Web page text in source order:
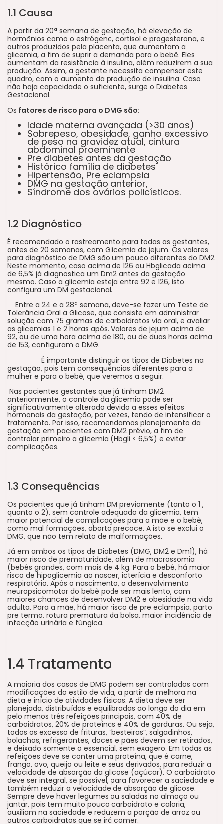
1.1 Causa
A partir da 20ª semana de gestação, há elevação de
hormônios como o estrógeno, cortisol e progesterona, e
outros produzidos pela placenta, que aumentam a
glicemia, a fim de suprir a demanda para o bebê. Eles
aumentam da resistência à insulina, além reduzirem a sua
produção. Assim, a gestante necessita compensar este
quadro, com o aumento da produção de insulina. Caso
não haja capacidade o suficiente, surge o Diabetes
Gestacional.
Os fatores de risco para o DMG são:
Idade materna avançada (>30 anos)
Sobrepeso, obesidade, ganho excessivo
de peso na gravidez atual, cintura
abdominal proeminente
Pre diabetes antes da gestação
Histórico família de diabetes
Hipertensão, Pre eclampsia
DMG na gestação anterior,
Síndrome dos ovários policísticos.
1.2 Diagnóstico
É recomendado o rastreamento para todas as gestantes,
antes de 20 semanas, com Glicemia de jejum. Os valores
para diagnóstico de DMG são um pouco diferentes do DM2.
Neste momento, caso acima de 126 ou Hbglicada acima
de 6,5% já diagnostica um Dm2 antes da gestação
mesmo. Caso a glicemia esteja entre 92 e 126, isto
configura um DM gestacional.
Entre a 24 e a 28ª semana, deve-se fazer um Teste de
Tolerância Oral a Glicose, que consiste em administrar
solução com 75 gramas de carboidratos via oral, e avaliar
as glicemias 1 e 2 horas após. Valores de jejum acima de
92, ou de uma hora acima de 180, ou de duas horas acima
de 153, configuram o DMG.
É importante distinguir os tipos de Diabetes na
gestação, pois tem consequências diferentes para a
mulher e para o bebê, que veremos a seguir.
Nas pacientes gestantes que já tinham DM2
anteriormente, o controle da glicemia pode ser
significativamente alterado devido a esses efeitos
hormonais da gestação, por vezes, tendo de intensificar o
tratamento. Por isso, recomendamos planejamento da
gestação em pacientes com DM2 prévio, a fim de
controlar primeiro a glicemia (Hbgli < 6,5%) e evitar
complicações.
1.3 Consequências
Os pacientes que já tinham DM previamente (tanto o 1 ,
quanto o 2), sem controle adequado da glicemia, tem
maior potencial de complicações para a mãe e o bebê,
como mal formações, aborto precoce. A isto se exclui o
DMG, que não tem relato de malformações.
Já em ambos os tipos de Diabetes (DMG, DM2 e Dm1), há
maior risco de prematuridade, além de macrossomia
(bebês grandes, com mais de 4 kg. Para o bebê, há maior
risco de hipoglicemia ao nascer, icterícia e desconforto
respiratório. Após o nascimento, o desenvolvimento
neuropsicomotor do bebê pode ser mais lento, com
maiores chances de desenvolver DM2 e obesidade na vida
adulta. Para a mãe, há maior risco de pre eclampsia, parto
pre termo, rotura prematura da bolsa, maior incidência de
infecção urinária e fúngica.
1.4 Tratamento
A maioria dos casos de DMG podem ser controlados com
modificações do estilo de vida, a partir de melhora na
dieta e início de atividades físicas. A dieta deve ser
planejada, distribuídas e equilibradas ao longo do dia em
pelo menos três refeições principais, com 40% de
carboidratos, 20% de proteínas e 40% de gorduras. Ou seja,
todos os excesso de frituras, “besteiras”, salgadinhos,
bolachas, refrigerantes, doces e pães devem ser retirados,
e deixado somente o essencial, sem exagero. Em todas as
refeições deve se conter uma proteína, que é carne,
frango, ovo, queijo ou leite e seus derivados, para reduzir a
velocidade de absorção da glicose (açúcar). O carboidrato
deve ser integral, se possível, para favorecer a saciedade e
também reduzir a velocidade de absorção de glicose.
Sempre deve haver legumes ou saladas no almoço ou
jantar, pois tem muito pouco carboidrato e caloria,
auxiliam na saciedade e reduzem a porção de arroz ou
outros carboidratos que se irá comer.